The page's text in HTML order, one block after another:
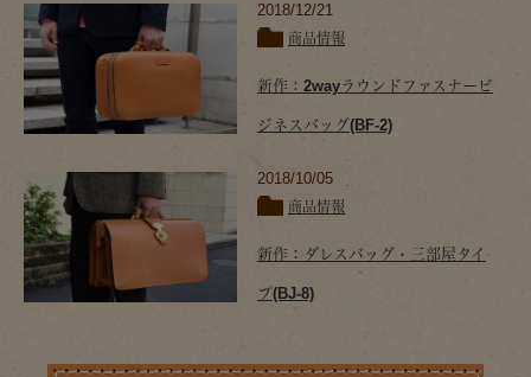
2018/12/21
商品情報
新作：2wayラウンドファスナービ
ジネスバッグ(BF-2)
2018/10/05
商品情報
新作：ダレスバッグ・三部屋タイ
プ(BJ-8)